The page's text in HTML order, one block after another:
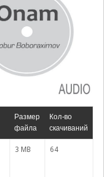
Размер
файла
Кол-во
скачиваний
3 MB 64